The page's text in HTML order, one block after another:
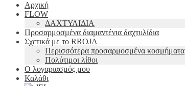
Αρχική
FLOW
ΔΑΧΤΥΛΙΔΙΑ
Προσαρμοσμένα διαμαντένια δαχτυλίδια
Σχετικά με το RROJA
Περισσότερα προσαρμοσμένα κοσμήματα
Πολύτιμοι λίθοι
Ο λογαριασμός μου
Καλάθι